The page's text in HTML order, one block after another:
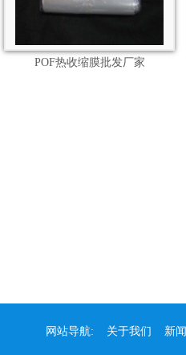
POF热收缩膜批发厂家
网站导航: 关于我们 新